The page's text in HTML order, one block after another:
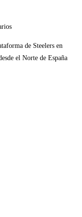
de Steelers en
el Norte de España